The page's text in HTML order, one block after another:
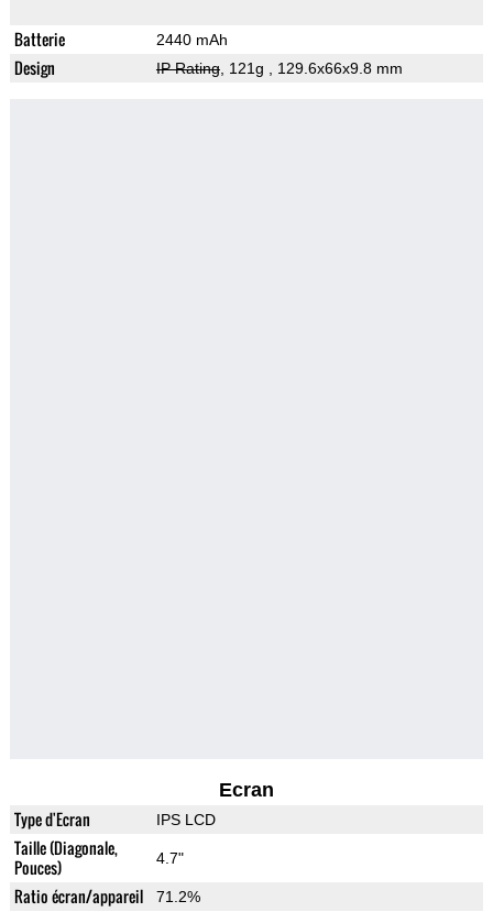
Batterie 2440 mAh
Design IP Rating, 121g , 129.6x66x9.8 mm
Ecran
Type d'Ecran IPS LCD
Taille (Diagonale,
Pouces)
4.7"
Ratio écran/appareil 71.2%